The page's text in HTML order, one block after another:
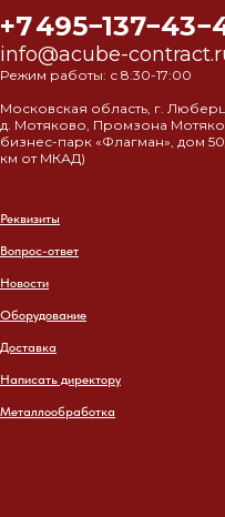
+7
info@acube-
Режим работы: с 8:30-17:00
Московская область, г.
д. Мотяково, Промзона
бизнес-парк «Флагман», дом 50/
км от МКАД)
Реквизиты
Вопрос-ответ
Новости
Оборудование
Доставка
Написать директору
Металлообработка